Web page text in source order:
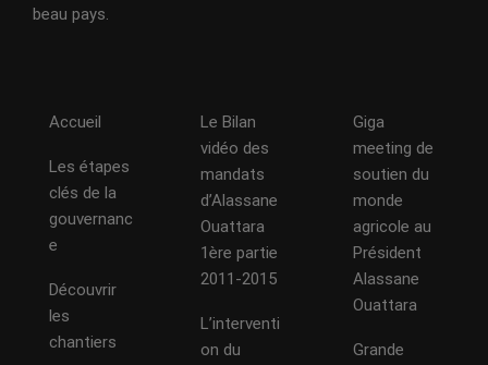
beau pays.
Accueil
Les étapes
clés de la
gouvernanc
e
Découvrir
les
chantiers
Le Bilan
vidéo des
mandats
d’Alassane
Ouattara
1ère partie
2011-2015
L’interventi
on du
Giga
meeting de
soutien du
monde
agricole au
Président
Alassane
Ouattara
Grande